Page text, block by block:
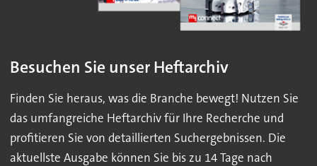
Besuchen Sie unser Heftarchiv
Finden Sie heraus, was die Branche bewegt! Nutzen Sie
das umfangreiche Heftarchiv für Ihre Recherche und
profitieren Sie von detaillierten Suchergebnissen. Die
aktuellste Ausgabe können Sie bis zu 14 Tage nach